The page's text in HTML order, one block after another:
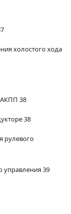
холостого хода
38
38
рулевого
управления 39